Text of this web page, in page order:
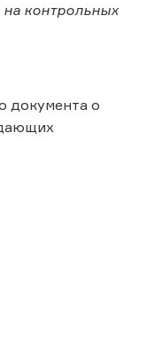
на контрольных
документа о